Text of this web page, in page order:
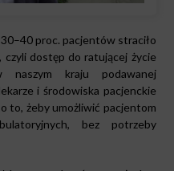
proc. pacjentów straciło
czyli dostęp do ratującej życie
naszym kraju podawanej
i środowiska pacjenckie
to, żeby umożliwić pacjentom
bez potrzeby